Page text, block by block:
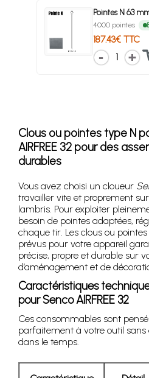
Pointes N 63
4000 pointes
187.43€ TTC
1
Clous ou pointes type N
AIRFREE 32 pour des
durables
Vous avez choisi un cloueur
travailler vite et proprement
lambris. Pour exploiter
besoin de pointes adaptées,
chaque tir. Les clous ou
prévus pour votre appareil
précise, propre et durable sur
d’aménagement et de
Caractéristiques
pour Senco AIRFREE 32
Ces consommables sont
parfaitement à votre outil
dans le temps.